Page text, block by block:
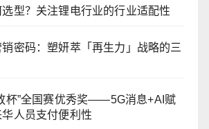
型？关注锂电行业的行业适配性
密码：塑妍萃「再生力」战略的三
杯”全国赛优秀奖——5G消息+AI赋
人员支付便利性